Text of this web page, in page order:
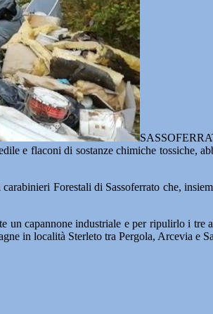
e flaconi di sostanze chimiche tossiche,
Forestali di Sassoferrato che,
un capannone industriale e per ripulirlo i
in località Sterleto tra Pergola, Arcevia e